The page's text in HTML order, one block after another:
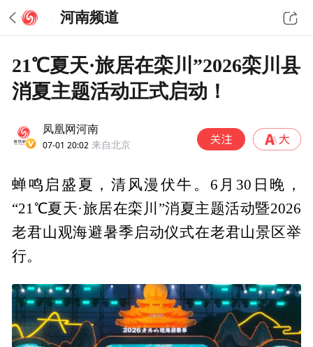
河南频道
21℃夏天·旅居在栾川”2026栾川县
消夏主题活动正式启动！
凤凰网河南
07-01 20:02 来自北京
蝉鸣启盛夏，清风漫伏牛。6月30日晚，
“21℃夏天·旅居在栾川”消夏主题活动暨2026
老君山观海避暑季启动仪式在老君山景区举
行。